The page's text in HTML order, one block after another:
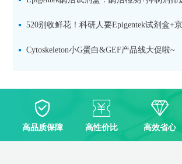
双赋能，下单即赠京东卡
520别收鲜花！科研人要Epigentek试剂盒+
卡！
Cytoskeleton小G蛋白&GEF产品线大促啦~
高品质保障 高性价比 高效省心